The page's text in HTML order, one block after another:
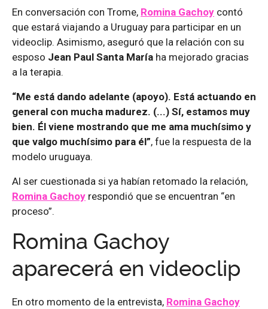
En conversación con Trome, Romina Gachoy contó
que estará viajando a Uruguay para participar en un
videoclip. Asimismo, aseguró que la relación con su
esposo Jean Paul Santa María ha mejorado gracias
a la terapia.
“Me está dando adelante (apoyo). Está actuando en
general con mucha madurez. (...) Sí, estamos muy
bien. Él viene mostrando que me ama muchísimo y
que valgo muchísimo para él”, fue la respuesta de la
modelo uruguaya.
Al ser cuestionada si ya habían retomado la relación,
Romina Gachoy respondió que se encuentran “en
proceso”.
Romina Gachoy
aparecerá en videoclip
En otro momento de la entrevista, Romina Gachoy